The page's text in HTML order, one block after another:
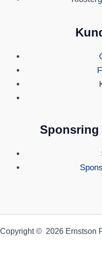
Sponsring
Copyright © 2026 Ernstson